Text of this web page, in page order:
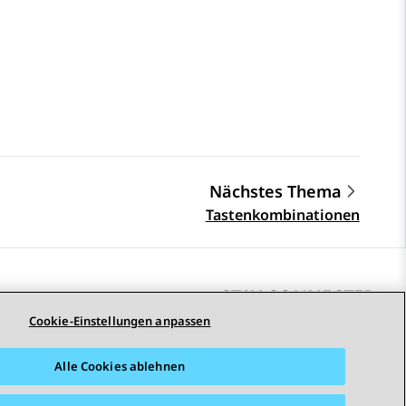
Nächstes Thema
Tastenkombinationen
STAY CONNECTED
© 2026 Avaya LLC
Cookie-Einstellungen anpassen
Alle Cookies ablehnen